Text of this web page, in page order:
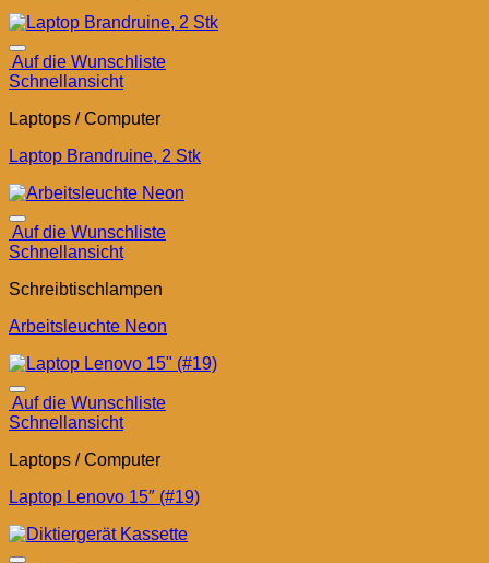
Auf die Wunschliste
Schnellansicht
Laptops / Computer
Laptop Brandruine, 2 Stk
Auf die Wunschliste
Schnellansicht
Schreibtischlampen
Arbeitsleuchte Neon
Auf die Wunschliste
Schnellansicht
Laptops / Computer
Laptop Lenovo 15″ (#19)